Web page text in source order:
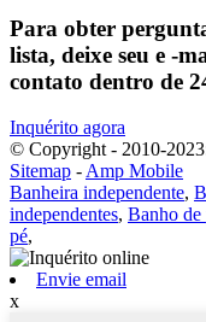
Para obter
lista, deixe seu e -
contato dentro de
Inquérito agora
© Copyright - 2010-
Sitemap - Amp Mobile
Banheira independente,
independentes, Banho
pé,
Envie email
x